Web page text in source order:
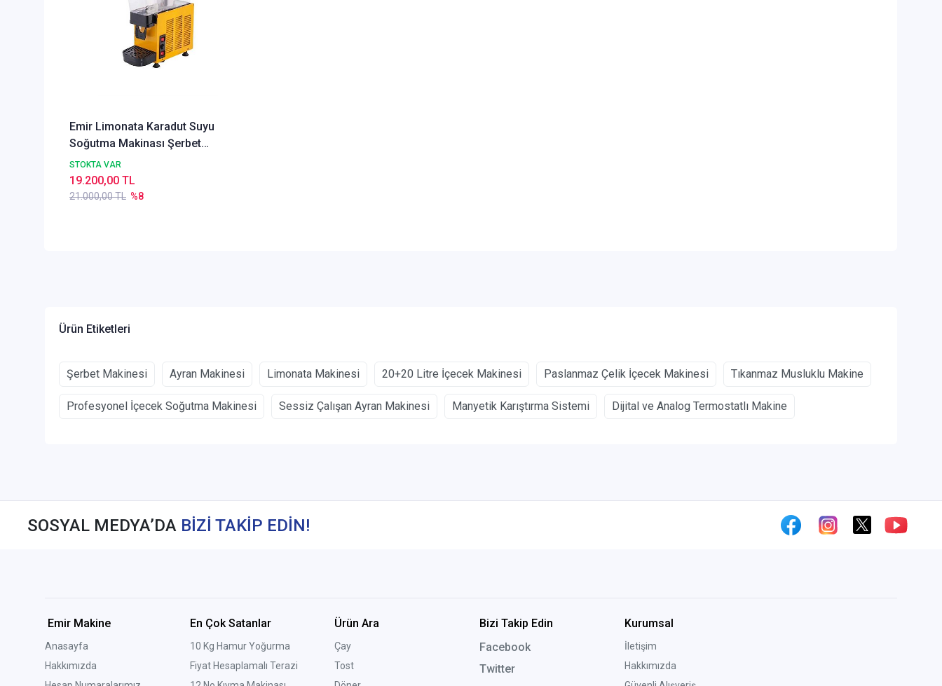
Emir Limonata Karadut Suyu
Soğutma Makinası Şerbet
Şerbetlik 20 Litre
STOKTA VAR
21.000,00 TL %8
19.200,00 TL
Ürün Etiketleri
Şerbet Makinesi Ayran Makinesi Limonata Makinesi 20+20 Litre İçecek Makinesi Paslanmaz Çelik İçecek Makinesi Tıkanmaz Musluklu Makine
Profesyonel İçecek Soğutma Makinesi Sessiz Çalışan Ayran Makinesi Manyetik Karıştırma Sistemi Dijital ve Analog Termostatlı Makine
SOSYAL MEDYA’DA BİZİ TAKİP EDİN!
Emir Makine
Anasayfa
Hakkımızda
En Çok Satanlar
10 Kg Hamur Yoğurma
Fiyat Hesaplamalı Terazi
Ürün Ara
Çay
Tost
Bizi Takip Edin
Facebook
Twitter
Kurumsal
İletişim
Hakkımızda